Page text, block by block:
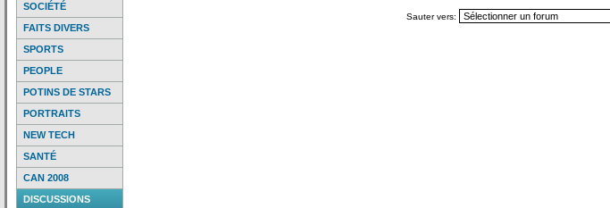
SOCIÉTÉ
FAITS DIVERS
SPORTS
PEOPLE
POTINS DE STARS
PORTRAITS
NEW TECH
SANTÉ
CAN 2008
DISCUSSIONS
Sauter vers: